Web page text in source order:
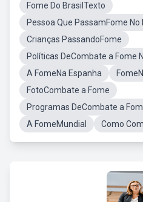
Fome Do BrasilTexto
Pessoa Que PassamFome No
Crianças PassandoFome
Políticas DeCombate a Fome
A FomeNa Espanha
FotoCombate a Fome
Programas DeCombate a
A FomeMundial
Como